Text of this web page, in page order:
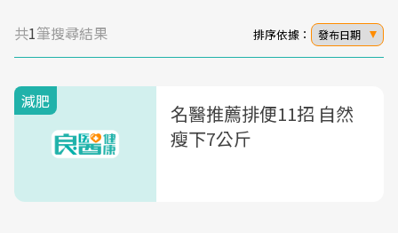
共1筆搜尋結果 排序依據： 發布日期
減肥
名醫推薦排便11招 自然
瘦下7公斤